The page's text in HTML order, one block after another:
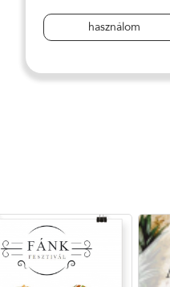
használom